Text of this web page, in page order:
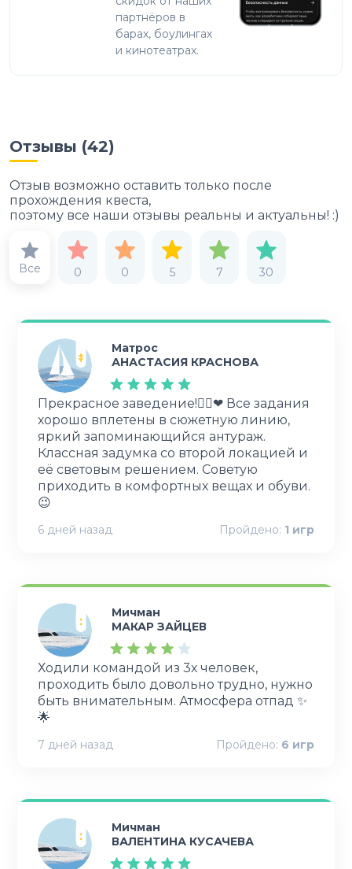
партнёров в
барах, боулингах
и кинотеатрах.
Отзывы (42)
Отзыв возможно оставить только после
прохождения квеста,
поэтому все наши отзывы реальны и актуальны! :)
Все 0 0 5 7 30
Матрос
АНАСТАСИЯ КРАСНОВА
Прекрасное заведение!👍🏻❤ Все задания
хорошо вплетены в сюжетную линию,
яркий запоминающийся антураж.
Классная задумка со второй локацией и
её световым решением. Советую
приходить в комфортных вещах и обуви.
😉
6 дней назад Пройдено: 1 игр
Мичман
МАКАР ЗАЙЦЕВ
Ходили командой из 3х человек,
проходить было довольно трудно, нужно
быть внимательным. Атмосфера отпад ✨
🌟
7 дней назад Пройдено: 6 игр
Мичман
ВАЛЕНТИНА КУСАЧЕВА